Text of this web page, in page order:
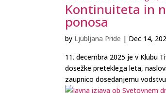
Kontinuiteta in
ponosa
by Ljubljana Pride | Dec 14,
11. decembra 2025 je v Klubu
dosežke preteklega leta,
zaupnico dosedanjemu